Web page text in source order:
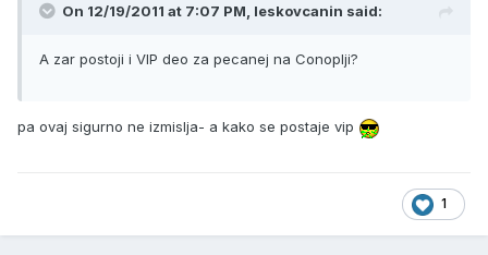
On 12/19/2011 at 7:07 PM, leskovcanin said:
A zar postoji i VIP deo za pecanej na Conoplji?
pa ovaj sigurno ne izmislja- a kako se postaje vip
1